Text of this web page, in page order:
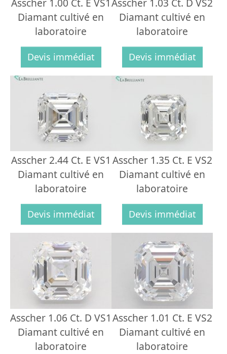
Diamant cultivé en
laboratoire
Devis immédiat
Diamant cultivé en
laboratoire
Devis immédiat
Asscher 2.44 Ct. E VS1
Diamant cultivé en
laboratoire
Devis immédiat
Asscher 1.35 Ct. E VS2
Diamant cultivé en
laboratoire
Devis immédiat
Asscher 1.06 Ct. D VS1
Diamant cultivé en
laboratoire
Asscher 1.01 Ct. E VS2
Diamant cultivé en
laboratoire